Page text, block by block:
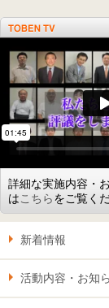
詳細な実施内容・
はこちらをご覧く
新着情報
活動内容・お知